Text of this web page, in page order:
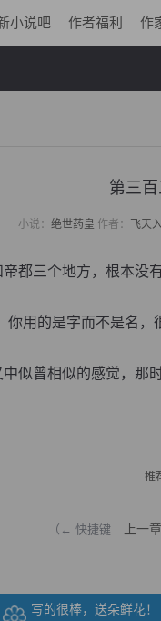
小说吧 作者福利 作
第三
小说： 绝世药皇 作者： 飞天
三个地方，根本没
用的是字而不是名，
曾相似的感觉，那
推
（← 快捷键 上一章
写的很棒，送朵鲜花！